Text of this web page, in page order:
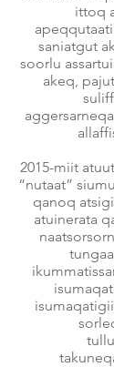
ittoq
saniatgut
soorlu
akeq,
2015-miit
“nutaat”
qanoq
atuinerata